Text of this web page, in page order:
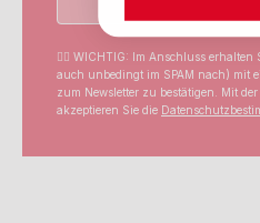
☝🏼 WICHTIG: Im Anschluss
auch unbedingt im SPAM nach) mit
zum Newsletter zu bestätigen. Mit
akzeptieren Sie die